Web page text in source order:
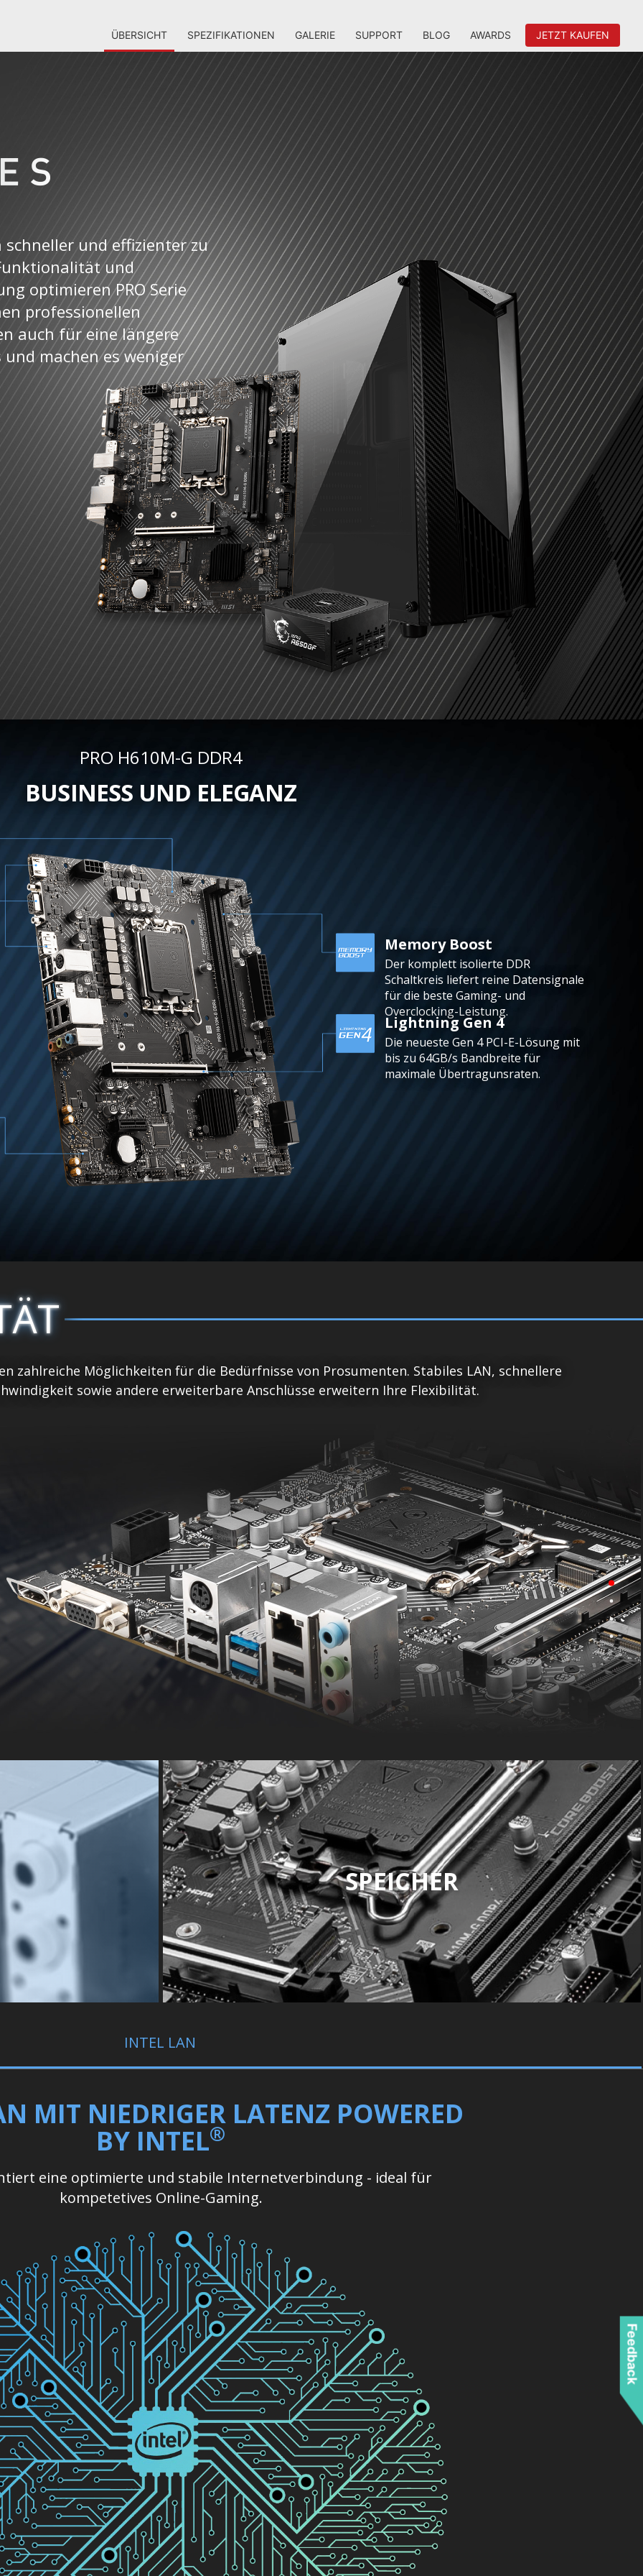
ÜBERSICHT SPEZIFIKATIONEN GALERIE SUPPORT BLOG AWARDS JETZT KAUFEN
schneller und effizienter zu
und
optimieren PRO Serie
professionellen
auch für eine längere
und machen es weniger
PRO H610M-G DDR4
BUSINESS UND ELEGANZ
Memory Boost
Der komplett isolierte DDR
Schaltkreis liefert reine Datensignale
für die beste Gaming- und
Overclocking-Leistung.
Lightning Gen 4
Die neueste Gen 4 PCI-E-Lösung mit
bis zu 64GB/s Bandbreite für
maximale Übertragunsraten.
zahlreiche Möglichkeiten für die Bedürfnisse von Prosumenten. Stabiles LAN, schnellere
sowie andere erweiterbare Anschlüsse erweitern Ihre Flexibilität.
SPEICHER
INTEL LAN
MIT NIEDRIGER LATENZ POWERED
BY INTEL®
eine optimierte und stabile Internetverbindung - ideal für
kompetetives Online-Gaming.
Feedback